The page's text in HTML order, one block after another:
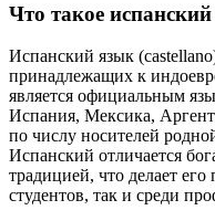
Что такое
Испанский язык
принадлежащих к
является официальным
Испания, Мексика,
по числу носителей
Испанский отличается
традицией, что делает
студентов, так и среди